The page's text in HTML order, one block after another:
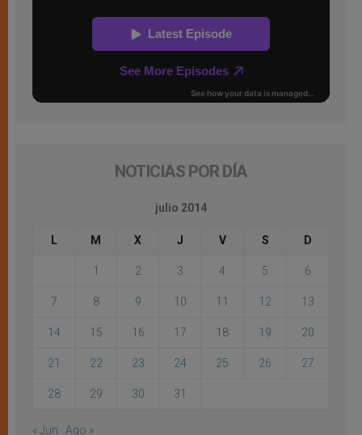
NOTICIAS POR DÍA
julio 2014
L M X J V S D
1 2 3 4 5 6
7 8 9 10 11 12 13
14 15 16 17 18 19 20
21 22 23 24 25 26 27
28 29 30 31
« Jun Ago »